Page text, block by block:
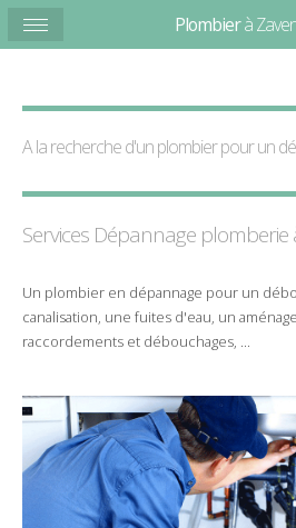
A la recherche d'un plombier pour un
Services Dépannage plomberie
Un plombier en dépannage pour un
canalisation, une fuites d'eau, un
raccordements et débouchages, ...
Plombierà